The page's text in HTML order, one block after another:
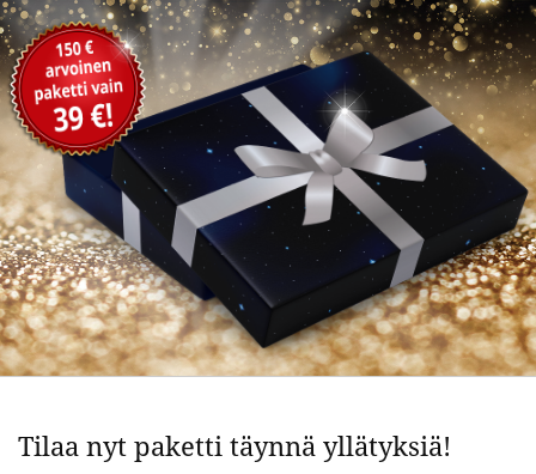
Tilaa
nyt
paketti
täynnä
yllätyksiä!
Tilaa
nyt
paketti
täynnä
yllätyksiä!
Tilaa nyt paketti täynnä yllätyksiä!